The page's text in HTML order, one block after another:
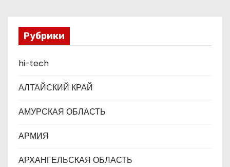
и
м
Рубрики
hi-tech
АЛТАЙСКИЙ КРАЙ
АМУРСКАЯ ОБЛАСТЬ
АРМИЯ
АРХАНГЕЛЬСКАЯ ОБЛАСТЬ